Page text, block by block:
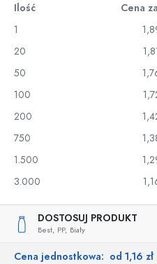
Ilość Cena
1
20
50
100
200
750
1.500
3.000
DOSTOSUJ PRODUKT
Best, PP, Biały
Cena jednostkowa: od 1,16 zł